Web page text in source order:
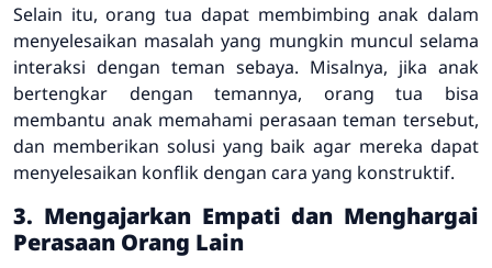
Selain itu, orang tua dapat membimbing anak dalam
menyelesaikan masalah yang mungkin muncul selama
interaksi dengan teman sebaya. Misalnya, jika anak
bertengkar dengan temannya, orang tua bisa
membantu anak memahami perasaan teman tersebut,
dan memberikan solusi yang baik agar mereka dapat
menyelesaikan konflik dengan cara yang konstruktif.
3. Mengajarkan Empati dan Menghargai
Perasaan Orang Lain